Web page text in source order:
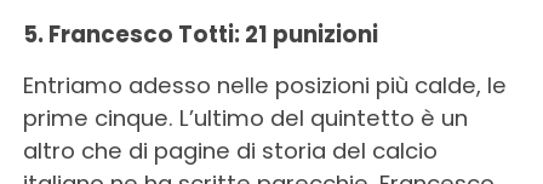
5. Francesco Totti: 21 punizioni
Entriamo adesso nelle posizioni più calde, le
prime cinque. L’ultimo del quintetto è un
altro che di pagine di storia del calcio